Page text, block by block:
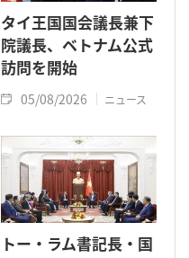
タイ王国国会議長兼下
院議長、ベトナム公式
訪問を開始
05/08/2026 ニュース
トー・ラム書記長・国